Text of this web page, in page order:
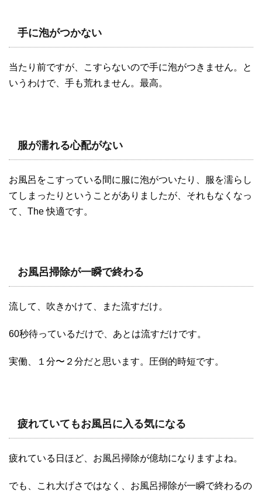
手に泡がつかない
当たり前ですが、こすらないので手に泡がつきません。と
いうわけで、手も荒れません。最高。
服が濡れる心配がない
お風呂をこすっている間に服に泡がついたり、服を濡らし
てしまったりということがありましたが、それもなくなっ
て、The 快適です。
お風呂掃除が一瞬で終わる
流して、吹きかけて、また流すだけ。
60秒待っているだけで、あとは流すだけです。
実働、１分〜２分だと思います。圧倒的時短です。
疲れていてもお風呂に入る気になる
疲れている日ほど、お風呂掃除が億劫になりますよね。
でも、これ大げさではなく、お風呂掃除が一瞬で終わるの